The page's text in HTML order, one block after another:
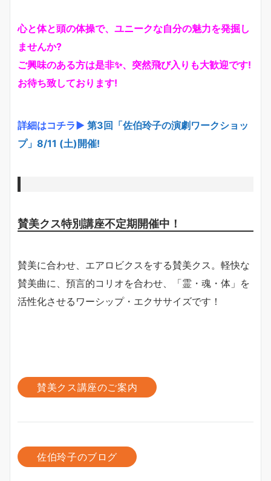
心と体と頭の体操で、ユニークな自分の魅力を発掘し
ませんか?
ご興味のある方は是非✨、突然飛び入りも大歓迎です!
お待ち致しております!
詳細はコチラ▶ 第3回「佐伯玲子の演劇ワークショッ
プ」8/11 (土)開催!
賛美クス特別講座不定期開催中！
賛美に合わせ、エアロビクスをする賛美クス。軽快な
賛美曲に、預言的コリオを合わせ、「霊・魂・体」を
活性化させるワーシップ・エクササイズです！
賛美クス講座のご案内
佐伯玲子のブログ